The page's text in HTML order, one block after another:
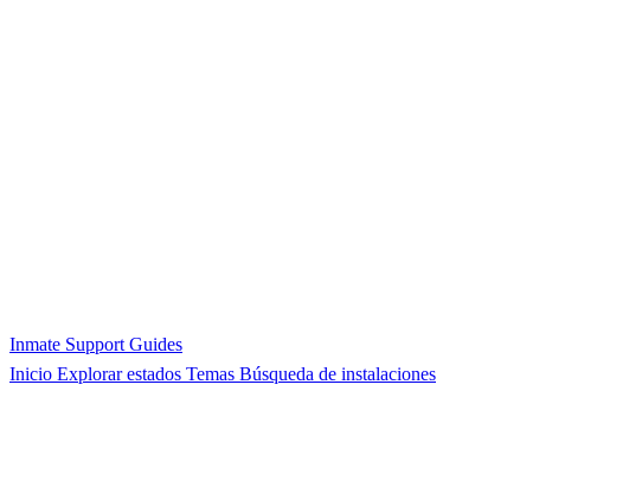
Inmate Support Guides
Inicio Explorar estados Temas Búsqueda de instalaciones